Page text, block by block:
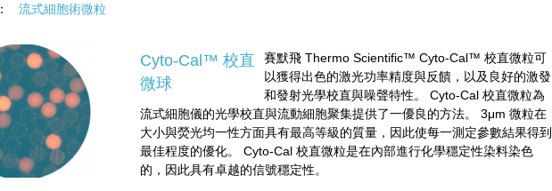
：流式細胞術微粒
Cyto-Cal™ 校直
微球
賽默飛 Thermo Scientific™ Cyto-Cal™ 校直微粒可
以獲得出色的激光功率精度與反饋，以及良好的激發
和發射光學校直與噪聲特性。 Cyto-Cal 校直微粒為
流式細胞儀的光學校直與流動細胞聚集提供了一優良的方法。 3μm 微粒在
大小與熒光均一性方面具有最高等級的質量，因此使每一測定參數結果得到
最佳程度的優化。 Cyto-Cal 校直微粒是在內部進行化學穩定性染料染色
的，因此具有卓越的信號穩定性。